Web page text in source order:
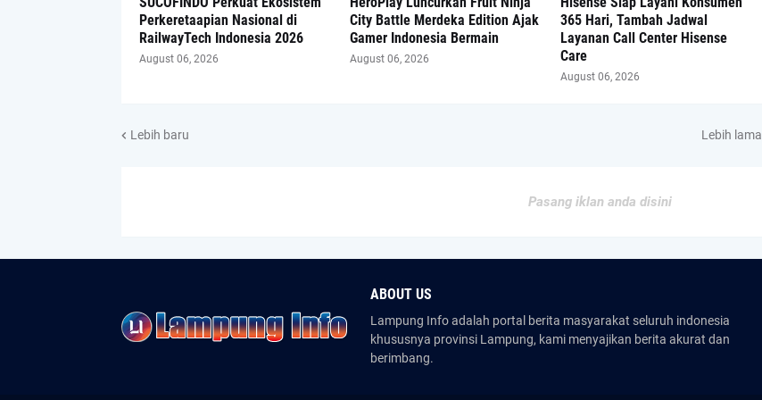
Perkeretaapian Nasional di
RailwayTech Indonesia 2026
August 06, 2026
City Battle Merdeka Edition Ajak
Gamer Indonesia Bermain
August 06, 2026
365 Hari, Tambah Jadwal
Layanan Call Center Hisense
Care
August 06, 2026
Lebih baru Lebih lama
Pasang iklan anda disini
ABOUT US
Lampung Info adalah portal berita masyarakat seluruh indonesia
khususnya provinsi Lampung, kami menyajikan berita akurat dan
berimbang.